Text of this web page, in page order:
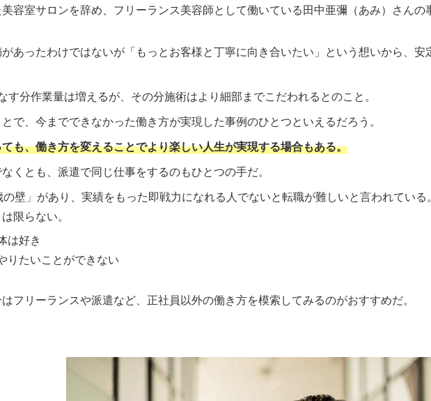
容室サロンを辞め、フリーランス美容師として働いている田中亜彌（あみ）さんの
あったわけではないが「もっとお客様と丁寧に向き合いたい」という想いから、
す分作業量は増えるが、その分施術はより細部までこだわれるとのこと。
で、今までできなかった働き方が実現した事例のひとつといえるだろう。
も、働き方を変えることでより楽しい人生が実現する場合もある。
くとも、派遣で同じ仕事をするのもひとつの手だ。
壁」があり、実績をもった即戦力になれる人でないと転職が難しいと言われてい
限らない。
は好き
りたいことができない
フリーランスや派遣など、正社員以外の働き方を模索してみるのがおすすめだ。